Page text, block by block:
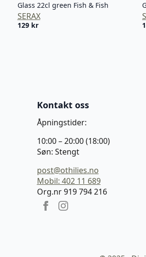
Glass 22cl green Fish & Fish
SERAX
129 kr
Kontakt oss
Åpningstider:
10:00 – 20:00 (18:00)
Søn: Stengt
post@othilies.no
Mobil: 402 11 689
Org.nr 919 794 216